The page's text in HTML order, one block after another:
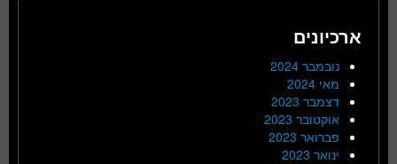
ארכיונים
נובמבר 2024
מאי 2024
דצמבר 2023
אוקטובר 2023
פברואר 2023
ינואר 2023